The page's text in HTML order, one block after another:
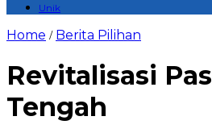
Unik
Home / Berita Pilihan
Revitalisasi
Tengah